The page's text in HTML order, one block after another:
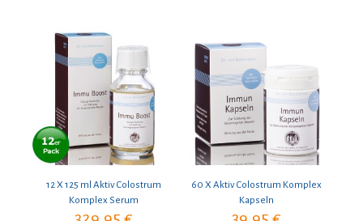
12 X 125 ml Aktiv Colostrum
Komplex Serum
60 X Aktiv Colostrum Komplex
Kapseln